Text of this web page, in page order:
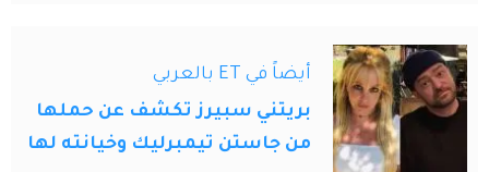
أيضاً في ET بالعربي
بريتني سبيرز تكشف عن حملها
من جاستن تيمبرليك وخيانته لها